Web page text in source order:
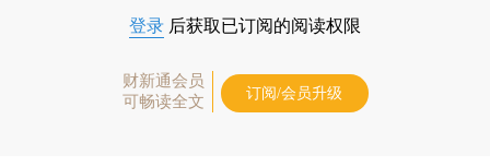
登录 后获取已订阅的阅读权限
财新通会员
可畅读全文
订阅/会员升级